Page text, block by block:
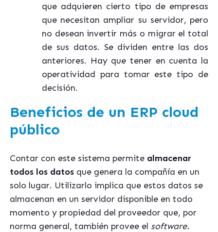
que adquieren cierto tipo de empresas
que necesitan ampliar su servidor, pero
no desean invertir más o migrar el total
de sus datos. Se dividen entre las dos
anteriores. Hay que tener en cuenta la
operatividad para tomar este tipo de
decisión.
Beneficios de un ERP cloud
público
Contar con este sistema permite almacenar
todos los datos que genera la compañía en un
solo lugar. Utilizarlo implica que estos datos se
almacenan en un servidor disponible en todo
momento y propiedad del proveedor que, por
norma general, también provee el software.